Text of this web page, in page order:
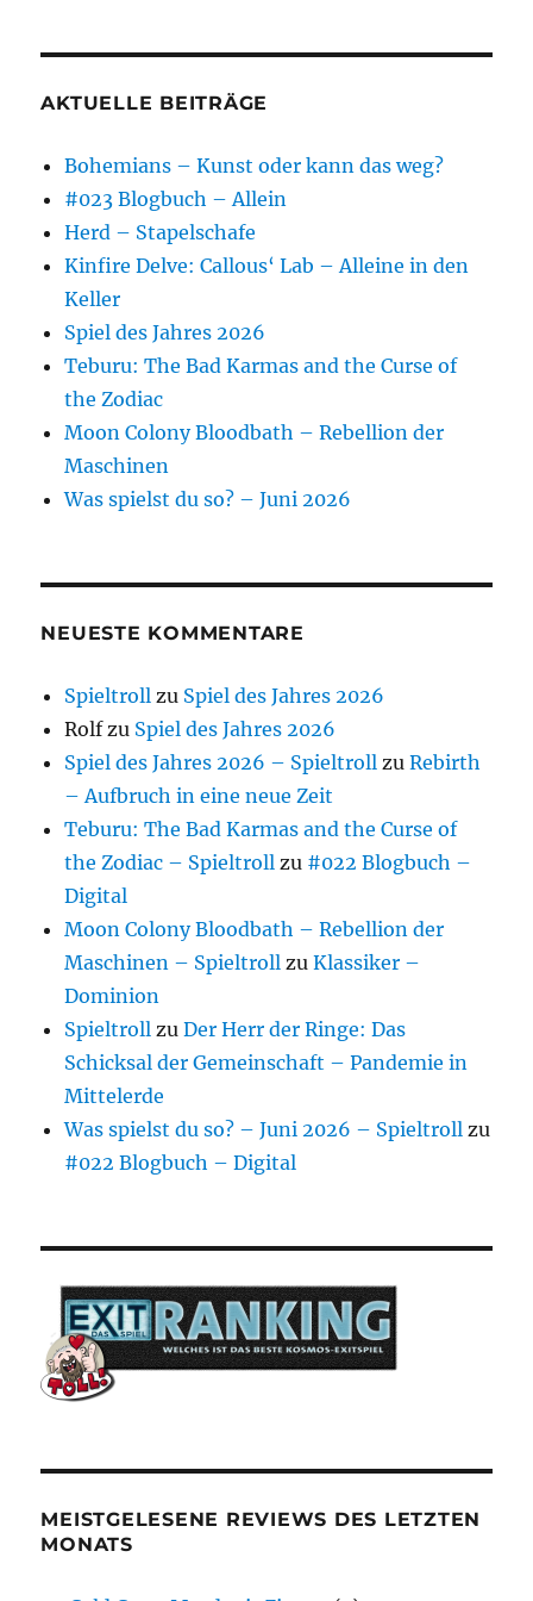
AKTUELLE BEITRÄGE
Bohemians – Kunst oder kann das weg?
#023 Blogbuch – Allein
Herd – Stapelschafe
Kinfire Delve: Callous‘ Lab – Alleine in den
Keller
Spiel des Jahres 2026
Teburu: The Bad Karmas and the Curse of
the Zodiac
Moon Colony Bloodbath – Rebellion der
Maschinen
Was spielst du so? – Juni 2026
NEUESTE KOMMENTARE
Spieltroll zu Spiel des Jahres 2026
Rolfzu Spiel des Jahres 2026
Spiel des Jahres 2026 – Spieltroll zuRebirth
– Aufbruch in eine neue Zeit
Teburu: The Bad Karmas and the Curse of
the Zodiac – Spieltroll zu #022 Blogbuch –
Digital
Moon Colony Bloodbath – Rebellion der
Maschinen – Spieltroll zuKlassiker –
Dominion
Spieltroll zuDer Herr der Ringe: Das
Schicksal der Gemeinschaft – Pandemie in
Mittelerde
Was spielst du so? – Juni 2026 – Spieltroll zu
#022 Blogbuch – Digital
MEISTGELESENE REVIEWS DES LETZTEN
MONATS